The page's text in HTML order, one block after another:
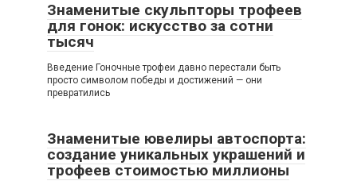
Знаменитые скульпторы трофеев
для гонок: искусство за сотни
тысяч
Введение Гоночные трофеи давно перестали быть
просто символом победы и достижений — они
превратились
Знаменитые ювелиры автоспорта:
создание уникальных украшений и
трофеев стоимостью миллионы